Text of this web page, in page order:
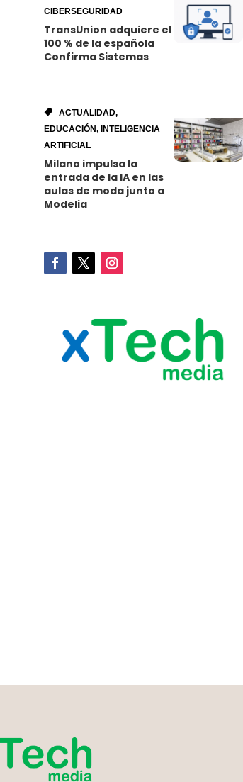
CIBERSEGURIDAD
TransUnion adquiere el
100 % de la española
Confirma Sistemas
ACTUALIDAD,
EDUCACIÓN, INTELIGENCIA
ARTIFICIAL
Milano impulsa la
entrada de la IA en las
aulas de moda junto a
Modelia